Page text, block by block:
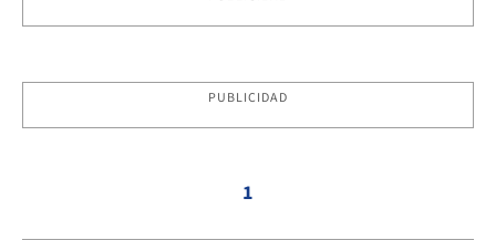
PUBLICIDAD
1